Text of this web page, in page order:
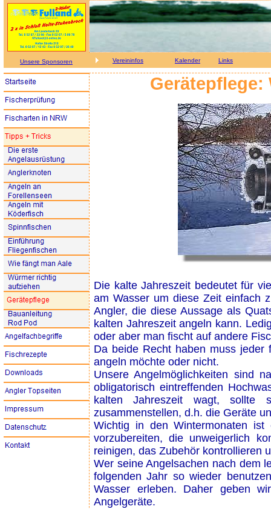
Unsere Sponsoren Vereininfos Kalender Links
Gerätepflege:
Die kalte Jahreszeit bedeutet für
am Wasser um diese Zeit einfach
Angler, die diese Aussage als
kalten Jahreszeit angeln kann.
oder aber man fischt auf andere
Da beide Recht haben muss
angeln möchte oder nicht.
Unsere Angelmöglichkeiten sind
obligatorisch eintreffenden
kalten Jahreszeit wagt, sollte
zusammenstellen, d.h. die Geräte
Wichtig in den Wintermonaten
vorzubereiten, die unweigerlich
reinigen, das Zubehör kontrollieren
Wer seine Angelsachen nach dem
folgenden Jahr so wieder
Wasser erleben. Daher geben
Angelgeräte.